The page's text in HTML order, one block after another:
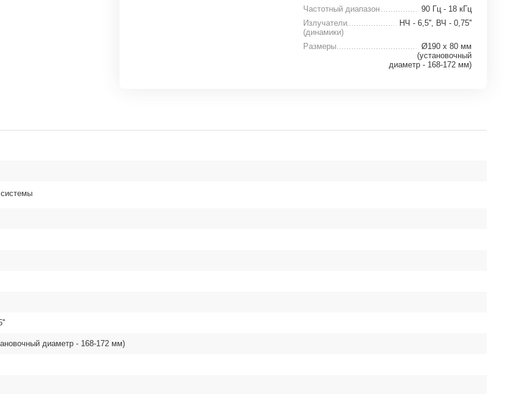
Частотный диапазон
90 Гц - 18 кГц
Излучатели
(динамики)
НЧ - 6,5'', ВЧ - 0,75''
Размеры
Ø190 x 80 мм
(установочный
диаметр - 168-172 мм)
диаметр - 168-172 мм)